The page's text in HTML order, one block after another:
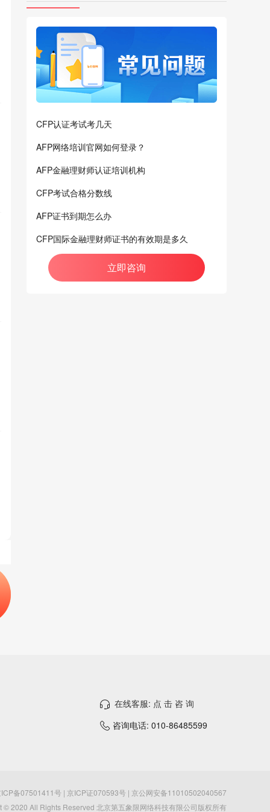
CFP认证考试考几天
AFP网络培训官网如何登录？
AFP金融理财师认证培训机构
CFP考试合格分数线
AFP证书到期怎么办
CFP国际金融理财师证书的有效期是多久
立即咨询
在线客服: 点 击 咨 询
咨询电话: 010-86485599
备07501411号 | 京ICP证070593号 | 京公网安备11010502040567
© 2020 All Rights Reserved 北京第五象限网络科技有限公司版权所有